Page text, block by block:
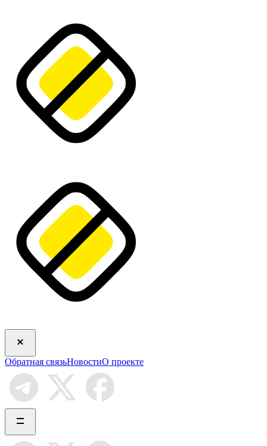
Обратная связьНовостиО проекте